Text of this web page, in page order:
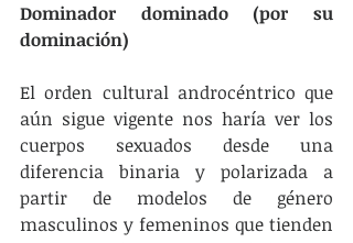
Dominador dominado (por su
dominación)
El orden cultural androcéntrico que
aún sigue vigente nos haría ver los
cuerpos sexuados desde una
diferencia binaria y polarizada a
partir de modelos de género
masculinos y femeninos que tienden